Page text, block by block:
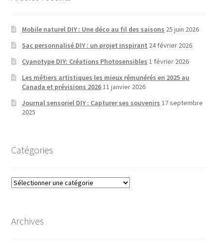
Mobile naturel DIY : Une déco au fil des saisons 25 juin 2026
Sac personnalisé DIY : un projet inspirant 24 février 2026
Cyanotype DIY: Créations Photosensibles 1 février 2026
Les métiers artistiques les mieux rémunérés en 2025 au
Canada et prévisions 202611 janvier 2026
Journal sensoriel DIY : Capturer ses souvenirs 17 septembre
2025
Catégories
Catégories
Archives